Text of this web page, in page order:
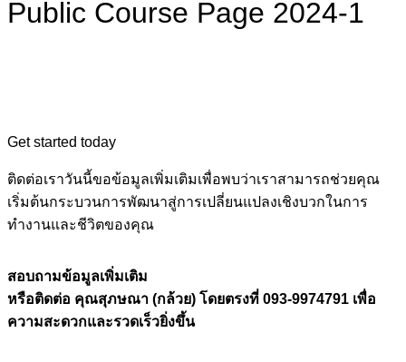
Public Course Page 2024-1
Get started today
ติดต่อเราวันนี้ขอข้อมูลเพิ่มเติมเพื่อพบว่าเราสามารถช่วยคุณ
เริ่มต้นกระบวนการพัฒนาสู่การเปลี่ยนแปลงเชิงบวกในการ
ทำงานและชีวิตของคุณ
สอบถามข้อมูลเพิ่มเติม
หรือติดต่อ คุณสุภษณา (กล้วย) โดยตรงที่ 093-9974791 เพื่อ
ความสะดวกและรวดเร็วยิ่งขึ้น